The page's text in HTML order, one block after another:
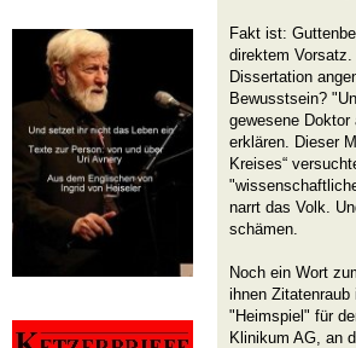
Fakt ist:
direktem
Dissertation
Bewusstsein?
gewesene
erklären. Dieser
Kreises“
narrt das Volk.
schämen.
Noch ein Wort
ihnen
"Heimspiel" für
Klinikum AG, an